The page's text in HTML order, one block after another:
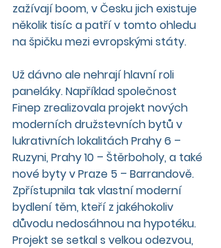
zažívají boom, v Česku jich existuje
několik tisíc a patří v tomto ohledu
na špičku mezi evropskými státy.
Už dávno ale nehrají hlavní roli
paneláky. Například společnost
Finep zrealizovala projekt nových
moderních družstevních bytů v
lukrativních lokalitách Prahy 6 –
Ruzyni, Prahy 10 – Štěrboholy, a také
nové byty v Praze 5 – Barrandově.
Zpřístupnila tak vlastní moderní
bydlení těm, kteří z jakéhokoliv
důvodu nedosáhnou na hypotéku.
Projekt se setkal s velkou odezvou,